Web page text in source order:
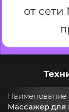
от сети
Наименование
Массажер для